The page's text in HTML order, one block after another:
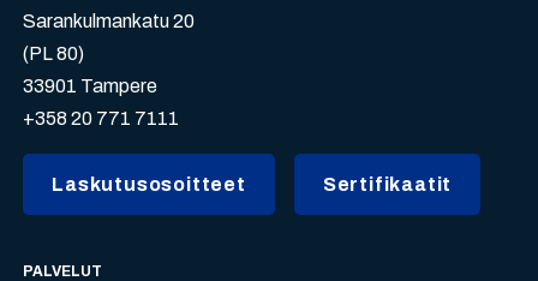
Sarankulmankatu 20
(PL 80)
33901 Tampere
+358 20 771 7111
Laskutusosoitteet Sertifikaatit
PALVELUT